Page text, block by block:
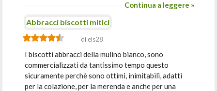
Continua a leggere »
Abbracci biscotti mitici
di els28
I biscotti abbracci della mulino bianco, sono
commercializzati da tantissimo tempo questo
sicuramente perchè sono ottimi, inimitabili, adatti
per la colazione, per la merenda e anche per una